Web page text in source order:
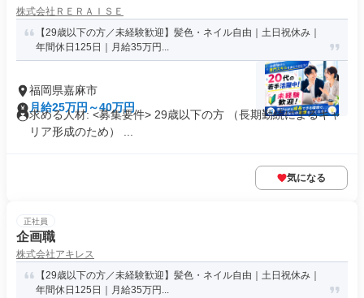
株式会社ＲＥＲＡＩＳＥ
【29歳以下の方／未経験歓迎】髪色・ネイル自由｜土日祝休み｜
年間休日125日｜月給35万円...
福岡県嘉麻市
月給25万円～40万円
求める人材: <募集要件> 29歳以下の方 （長期勤続によるキャ
リア形成のため） ...
気になる
正社員
企画職
株式会社アキレス
【29歳以下の方／未経験歓迎】髪色・ネイル自由｜土日祝休み｜
年間休日125日｜月給35万円...